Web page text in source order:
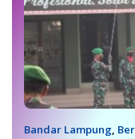
Bandar Lampung,